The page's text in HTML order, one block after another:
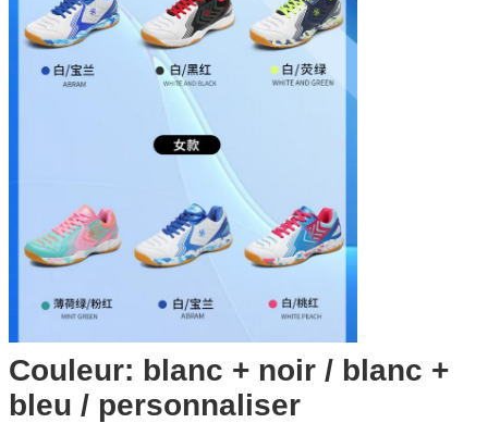
Couleur: blanc + noir / blanc +
bleu / personnaliser